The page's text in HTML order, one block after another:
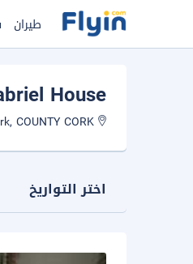
طيران
House
اختر التواريخ